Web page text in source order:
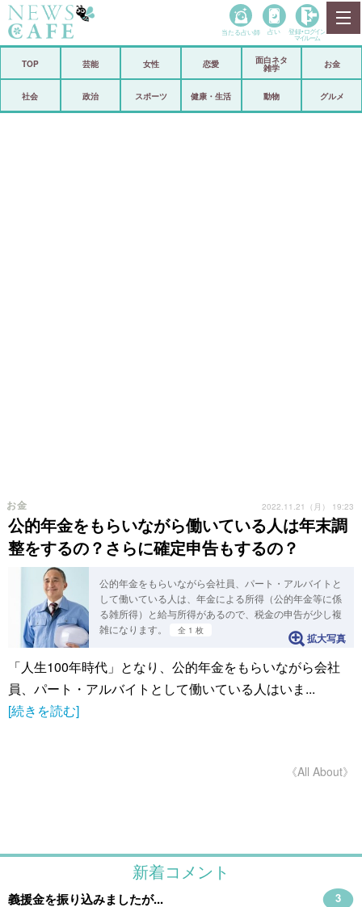
政治
当たる占い師 占い 登録• ログイン
マイルーム
TOP 芸能 女性 恋愛
面白ネタ
雑学
お金
社会 政治 スポーツ 健康・生活 動物 グルメ
公的年金をもらいながら働いている人は年末調
整をするの？さらに確定申告もするの？
お金 2022.11.21（月） 19:23
公的年金をもらいながら会社員、パート・アルバイトと
して働いている人は、年金による所得（公的年金等に係
る雑所得）と給与所得があるので、税金の申告が少し複
雑になります。
全 1 枚
拡大写真
「人生100年時代」となり、公的年金をもらいながら会社
員、パート・アルバイトとして働いている人はいま...
[続きを読む]
《All About》